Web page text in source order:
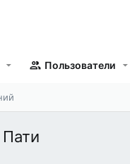
Пользователи